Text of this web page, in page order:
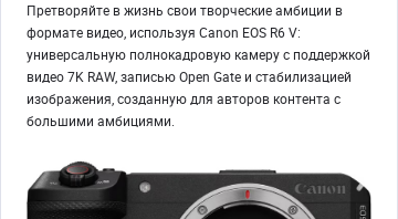
Претворяйте в жизнь свои творческие амбиции в
формате видео, используя Canon EOS R6 V:
универсальную полнокадровую камеру с поддержкой
видео 7K RAW, записью Open Gate и стабилизацией
изображения, созданную для авторов контента с
большими амбициями.